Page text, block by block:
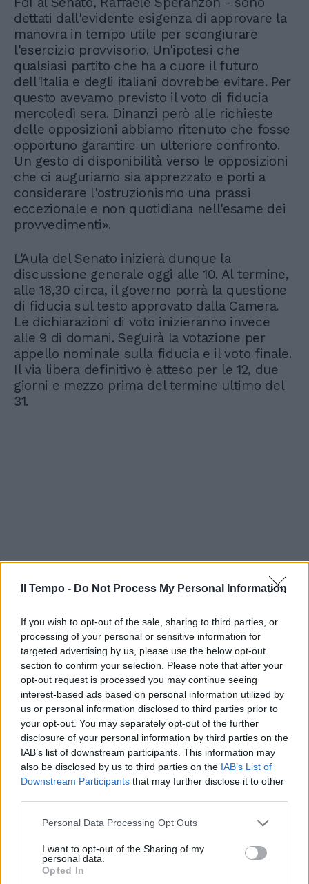
Il Tempo - Do Not Process My Personal Information
If you wish to opt-out of the sale, sharing to third parties, or
processing of your personal or sensitive information for
targeted advertising by us, please use the below opt-out
section to confirm your selection. Please note that after your
opt-out request is processed you may continue seeing
interest-based ads based on personal information utilized by
us or personal information disclosed to third parties prior to
your opt-out. You may separately opt-out of the further
disclosure of your personal information by third parties on the
IAB’s list of downstream participants. This information may
also be disclosed by us to third parties on the IAB’s List of
Downstream Participants that may further disclose it to other
Personal Data Processing Opt Outs
I want to opt-out of the Sharing of my
personal data.
Opted In
dettati dall'evidente esigenza di approvare la
manovra in tempo utile per scongiurare
l'esercizio provvisorio. Un'ipotesi che
qualsiasi partito che ha a cuore il futuro
dell'Italia e degli italiani dovrebbe evitare. Per
questo avevamo previsto il voto di fiducia
mercoledì sera. Dinanzi però alle richieste
delle opposizioni abbiamo ritenuto che fosse
opportuno garantire un ulteriore confronto.
Un gesto di disponibilità verso le opposizioni
che ci auguriamo sia apprezzato e porti a
considerare l'ostruzionismo una prassi
eccezionale e non quotidiana nell'esame dei
provvedimenti».
L'Aula del Senato inizierà dunque la
discussione generale oggi alle 10. Al termine,
alle 18,30 circa, il governo porrà la questione
di fiducia sul testo approvato dalla Camera.
Le dichiarazioni di voto inizieranno invece
alle 9 di domani. Seguirà la votazione per
appello nominale sulla fiducia e il voto finale.
Il via libera definitivo è atteso per le 12, due
giorni e mezzo prima del termine ultimo del
31.